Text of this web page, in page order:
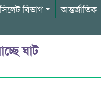
সিলেট বিভাগ আন্তর্জাতিক
ঘাট